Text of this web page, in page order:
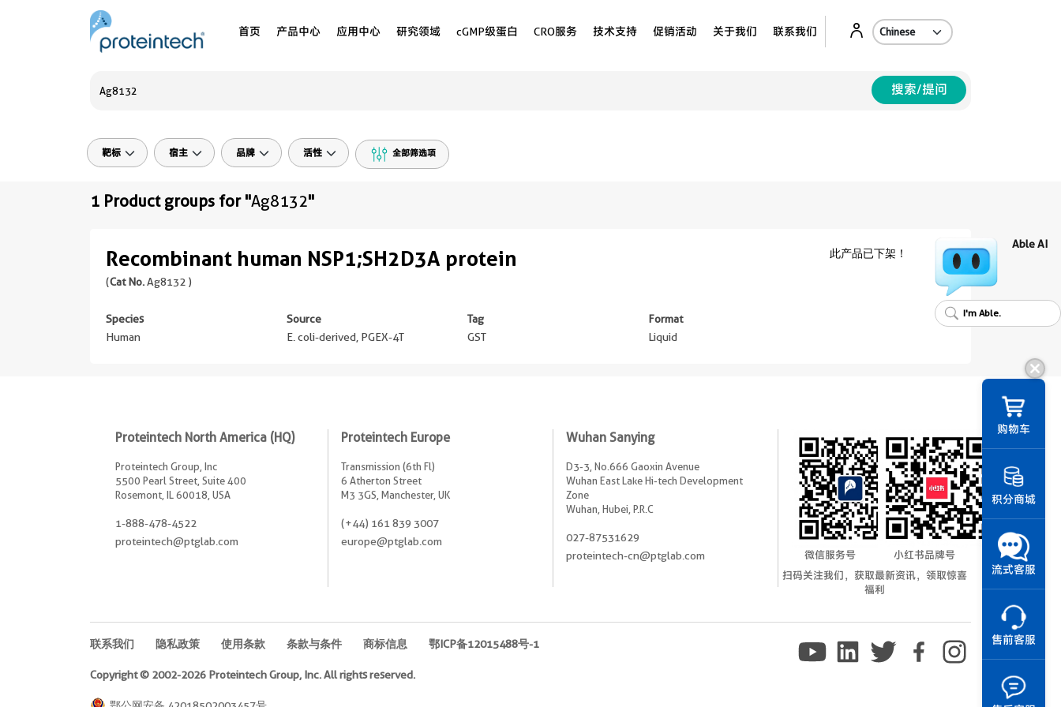
首页 产品中心 应用中心 研究领域 cGMP级蛋白 CRO服务 技术支持 促销活动 关于我们 联系我们
搜索/提问
靶标 宿主 品牌 活性 全部筛选项
1 Product groups for "Ag8132"
Recombinant human NSP1;SH2D3A protein
(Cat No.Ag8132 )
Species
Human
Source
E. coli-derived, PGEX-4T
Tag
GST
Format
Liquid
此产品已下架！
购物车
积分商城
流式客服
售前客服
Able AI
I'm Able.
Proteintech North America (HQ)
Proteintech Group, Inc
5500 Pearl Street, Suite 400
Rosemont, IL 60018, USA
1-888-478-4522
proteintech@ptglab.com
Proteintech Europe
Transmission (6th Fl)
6 Atherton Street
M3 3GS, Manchester, UK
(+44) 161 839 3007
europe@ptglab.com
Wuhan Sanying
D3-3, No.666 Gaoxin Avenue
Wuhan East Lake Hi-tech Development
Zone
Wuhan, Hubei, P.R.C
027-87531629
proteintech-cn@ptglab.com
微信服务号
小红书品牌号
扫码关注我们，获取最新资讯，领取惊喜
福利
联系我们 隐私政策 使用条款 条款与条件 商标信息 鄂ICP备12015488号-1
Copyright © 2002-2026 Proteintech Group, Inc. All rights reserved.